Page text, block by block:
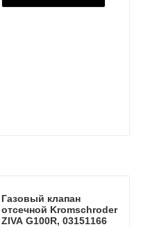
Газовый клапан
отсечной Kromschroder
ZIVA G100R, 03151166